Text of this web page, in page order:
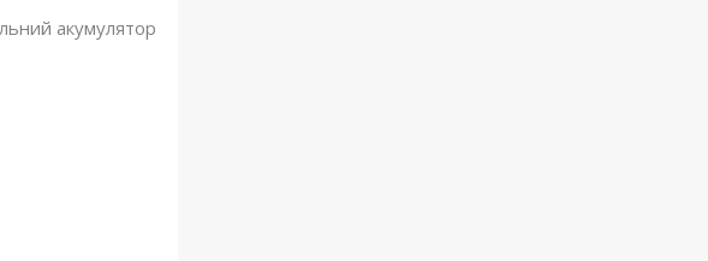
акумулятор